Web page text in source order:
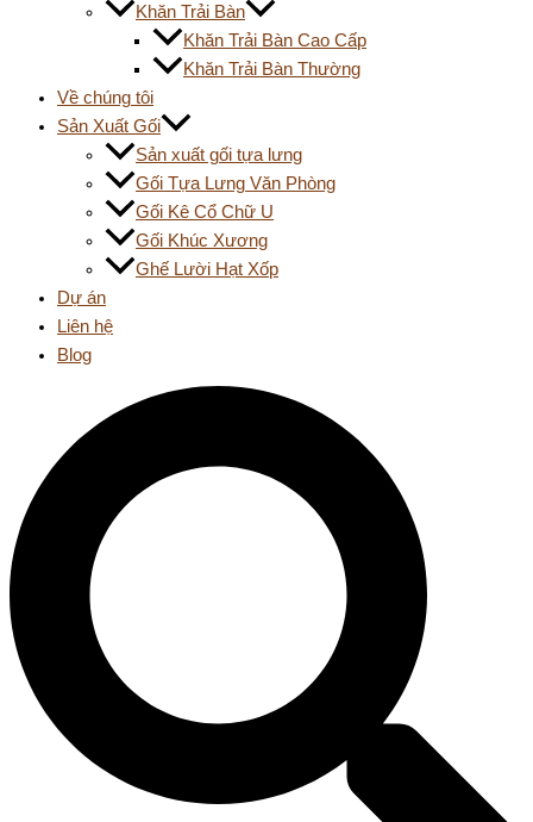
Khăn Trải Bàn
Khăn Trải Bàn Cao Cấp
Khăn Trải Bàn Thường
Về chúng tôi
Sản Xuất Gối
Sản xuất gối tựa lưng
Gối Tựa Lưng Văn Phòng
Gối Kê Cổ Chữ U
Gối Khúc Xương
Ghế Lười Hạt Xốp
Dự án
Liên hệ
Blog